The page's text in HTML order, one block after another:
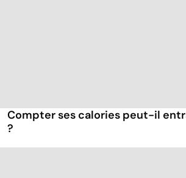
Compter ses calories peut-il
?